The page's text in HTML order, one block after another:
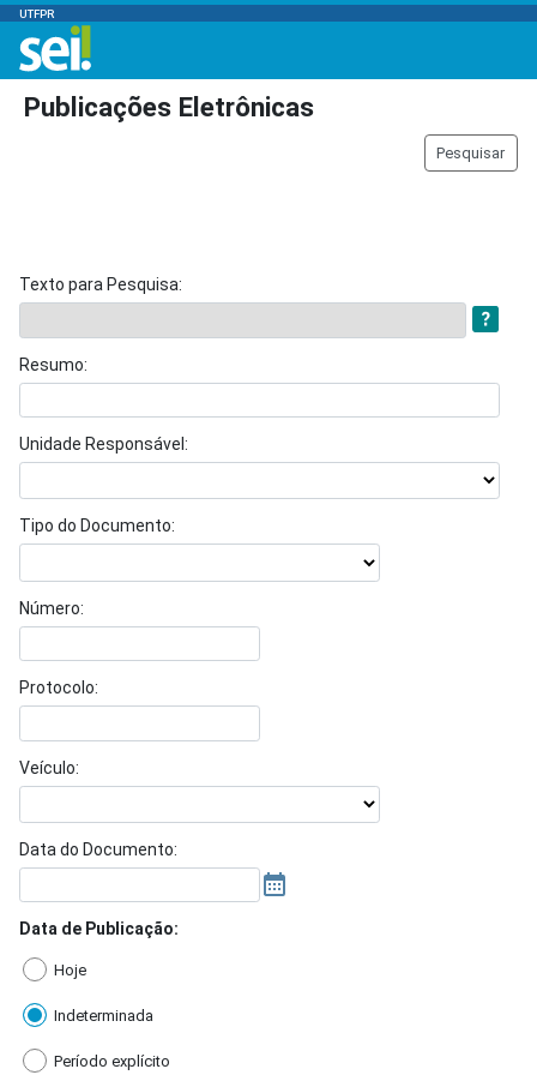
UTFPR
Publicações Eletrônicas
Pesquisar
Texto para Pesquisa:
Resumo:
Unidade Responsável:
Tipo do Documento:
Número:
Protocolo:
Veículo:
Data do Documento:
Data de Publicação:
Hoje
Indeterminada
Período explícito